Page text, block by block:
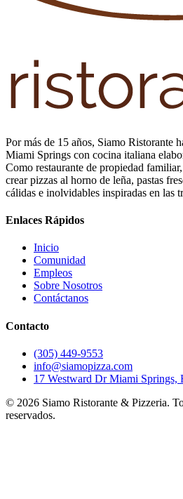
Por más de 15 años, Siamo Ristorante
Miami Springs con cocina italiana
Como restaurante de propiedad
crear pizzas al horno de leña, pastas
cálidas e inolvidables inspiradas en las
Enlaces Rápidos
Inicio
Comunidad
Empleos
Sobre Nosotros
Contáctanos
Contacto
(305) 449-9553
info@siamopizza.com
17 Westward Dr Miami Springs,
© 2026 Siamo Ristorante & Pizzeria.
reservados.